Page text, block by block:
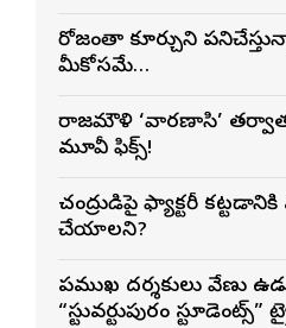
రోజంతా కూర్చుని
మీకోసమే…
రాజమౌళి ‘వారణాసి’
మూవీ ఫిక్స్!
చంద్రుడిపై ఫ్యాక్టరీ
చేయాలని?
ప్రముఖ దర్శకులు వేణు
“స్టువర్టుపురం